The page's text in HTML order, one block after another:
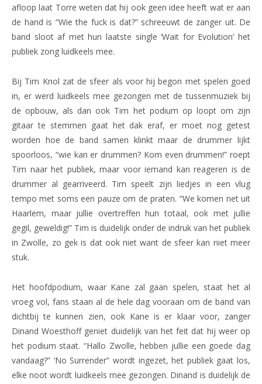
afloop laat Torre weten dat hij ook geen idee heeft wat er aan
de hand is “Wie the fuck is dat?” schreeuwt de zanger uit. De
band sloot af met hun laatste single ‘Wait for Evolution’ het
publiek zong luidkeels mee.
Bij Tim Knol zat de sfeer als voor hij begon met spelen goed
in, er werd luidkeels mee gezongen met de tussenmuziek bij
de opbouw, als dan ook Tim het podium op loopt om zijn
gitaar te stemmen gaat het dak eraf, er moet nog getest
worden hoe de band samen klinkt maar de drummer lijkt
spoorloos, “wie kan er drummen? Kom even drummen!” roept
Tim naar het publiek, maar voor iemand kan reageren is de
drummer al gearriveerd. Tim speelt zijn liedjes in een vlug
tempo met soms een pauze om de praten. “We komen net uit
Haarlem, maar jullie overtreffen hun totaal, ook met jullie
gegil, geweldig!” Tim is duidelijk onder de indruk van het publiek
in Zwolle, zo gek is dat ook niet want de sfeer kan niet meer
stuk.
Het hoofdpodium, waar Kane zal gaan spelen, staat het al
vroeg vol, fans staan al de hele dag vooraan om de band van
dichtbij te kunnen zien, ook Kane is er klaar voor, zanger
Dinand Woesthoff geniet duidelijk van het feit dat hij weer op
het podium staat. “Hallo Zwolle, hebben jullie een goede dag
vandaag?” ‘No Surrender” wordt ingezet, het publiek gaat los,
elke noot wordt luidkeels mee gezongen. Dinand is duidelijk de